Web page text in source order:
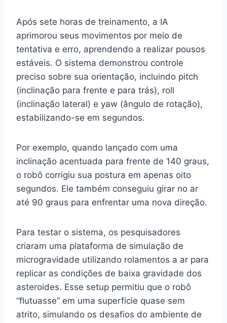
Após sete horas de treinamento, a IA
aprimorou seus movimentos por meio de
tentativa e erro, aprendendo a realizar pousos
estáveis. O sistema demonstrou controle
preciso sobre sua orientação, incluindo pitch
(inclinação para frente e para trás), roll
(inclinação lateral) e yaw (ângulo de rotação),
estabilizando-se em segundos.
Por exemplo, quando lançado com uma
inclinação acentuada para frente de 140 graus,
o robô corrigiu sua postura em apenas oito
segundos. Ele também conseguiu girar no ar
até 90 graus para enfrentar uma nova direção.
Para testar o sistema, os pesquisadores
criaram uma plataforma de simulação de
microgravidade utilizando rolamentos a ar para
replicar as condições de baixa gravidade dos
asteroides. Esse setup permitiu que o robô
“flutuasse” em uma superfície quase sem
atrito, simulando os desafios do ambiente de